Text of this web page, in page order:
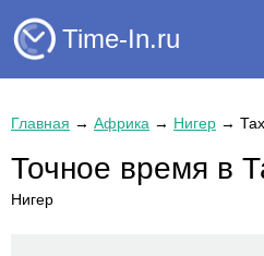
Time-In.ru
Главная → Африка → Нигер →
Точное время в
Нигер